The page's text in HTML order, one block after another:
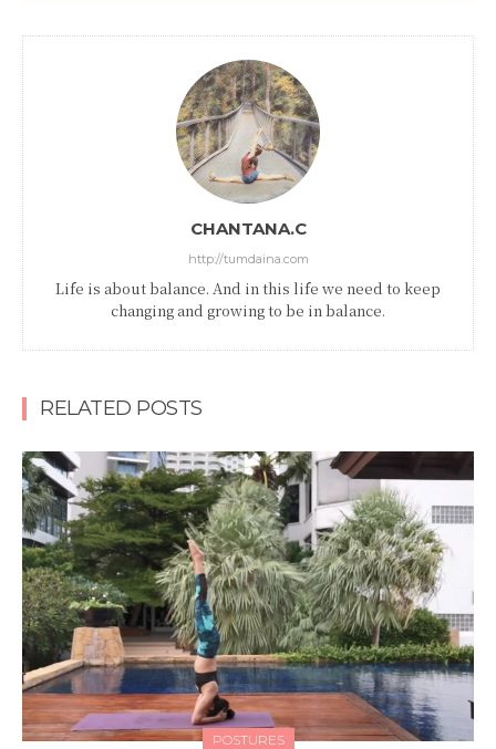
CHANTANA.C
http://tumdaina.com
Life is about balance. And in this life we need to keep
changing and growing to be in balance.
RELATED POSTS
POSTURES